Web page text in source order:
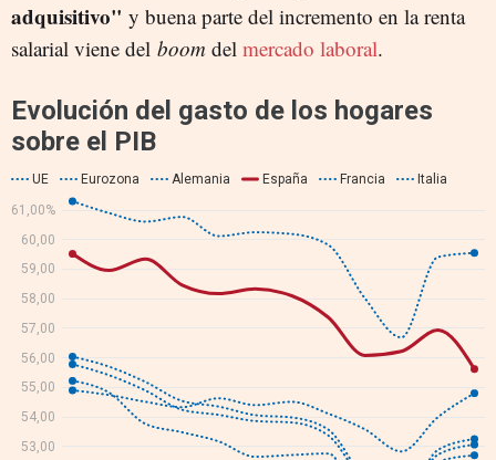
adquisitivo" y buena parte del incremento en la renta
salarial viene del boom del mercado laboral.